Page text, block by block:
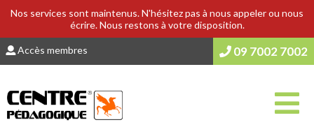
Nos services sont maintenus. N'hésitez pas à nous appeler ou nous
écrire. Nous restons à votre disposition.
Accès membres 09 7002 7002